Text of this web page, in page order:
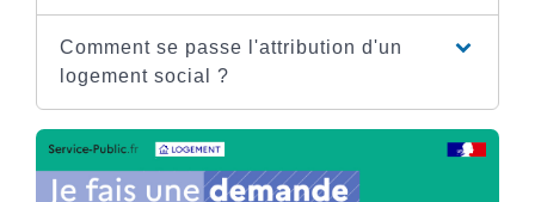
Comment se passe l'attribution d'un
logement social ?